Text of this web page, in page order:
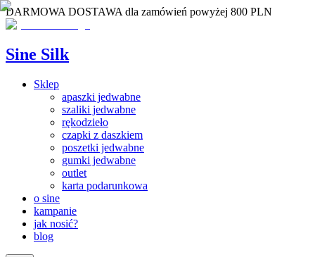
DARMOWA DOSTAWA dla zamówień powyżej 800 PLN
Sine Silk
Sklep
apaszki jedwabne
szaliki jedwabne
rękodzieło
czapki z daszkiem
poszetki jedwabne
gumki jedwabne
outlet
karta podarunkowa
o sine
kampanie
jak nosić?
blog